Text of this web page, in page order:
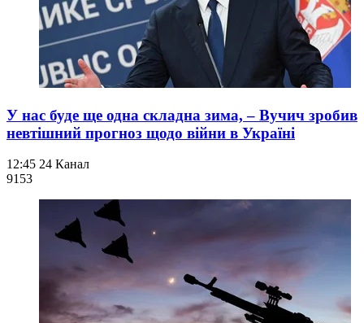
У нас буде ще одна складна зима, – Вучич зробив
невтішний прогноз щодо війни в Україні
12:45 24 Канал
9153